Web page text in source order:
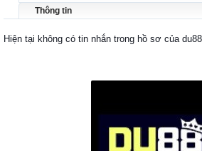
Thông tin
Hiện tại không có tin nhắn trong hồ sơ của